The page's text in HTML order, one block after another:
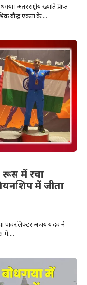
अंतरराष्ट्रीय ख्याति प्राप्त
बौद्ध एकता के....
में रचा
में जीता
पावरलिफ्टर अजय यादव ने
में....